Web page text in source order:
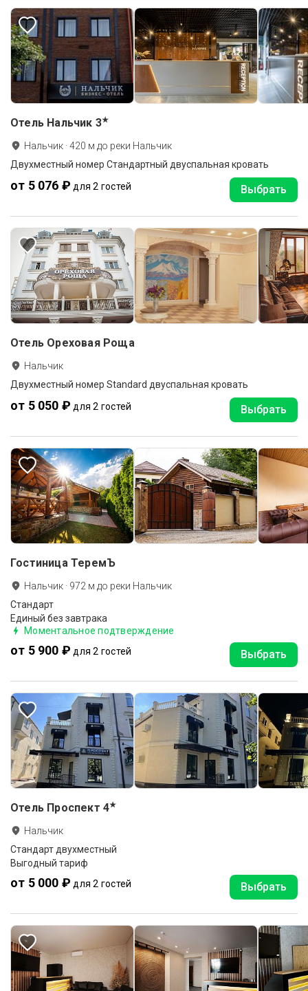
Отель Нальчик 3★
Нальчик ·420 м до реки Нальчик
Двухместный номер Стандартный двуспальная кровать
от 5 076 ₽ для 2 гостей Выбрать
Отель Ореховая Роща
Нальчик
Двухместный номер Standard двуспальная кровать
от 5 050 ₽ для 2 гостей Выбрать
Гостиница ТеремЪ
Нальчик · 972 м до реки Нальчик
Стандарт
Единый без завтрака
Моментальное подтверждение
от 5 900 ₽ для 2 гостей Выбрать
Отель Проспект 4★
Нальчик
Стандарт двухместный
Выгодный тариф
от 5 000 ₽ для 2 гостей Выбрать